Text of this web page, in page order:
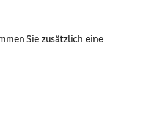
Sie zusätzlich eine